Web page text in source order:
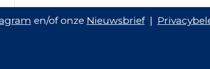
en/of onze Nieuwsbrief|